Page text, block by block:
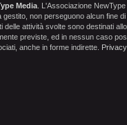
Media . L'Associazione
non perseguono alcun fine
delle attività svolte sono destinati
previste, ed in nessun caso
anche in forme indirette.